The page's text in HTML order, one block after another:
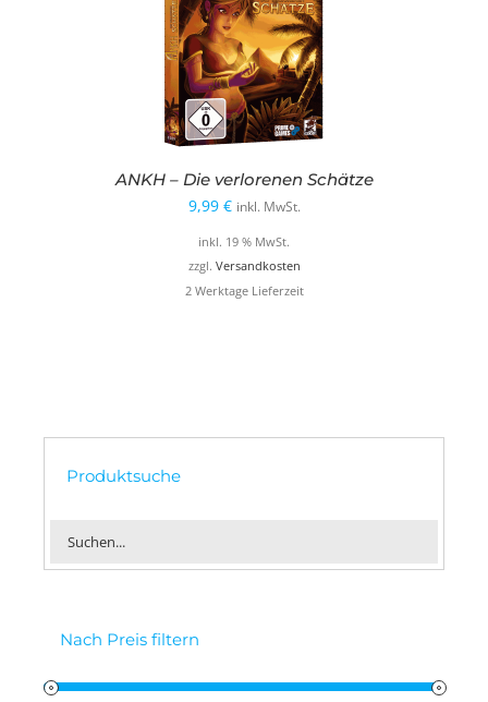
ANKH – Die verlorenen Schätze
9,99 € inkl. MwSt.
inkl. 19 % MwSt.
zzgl. Versandkosten
2 Werktage Lieferzeit
Produktsuche
Nach Preis filtern